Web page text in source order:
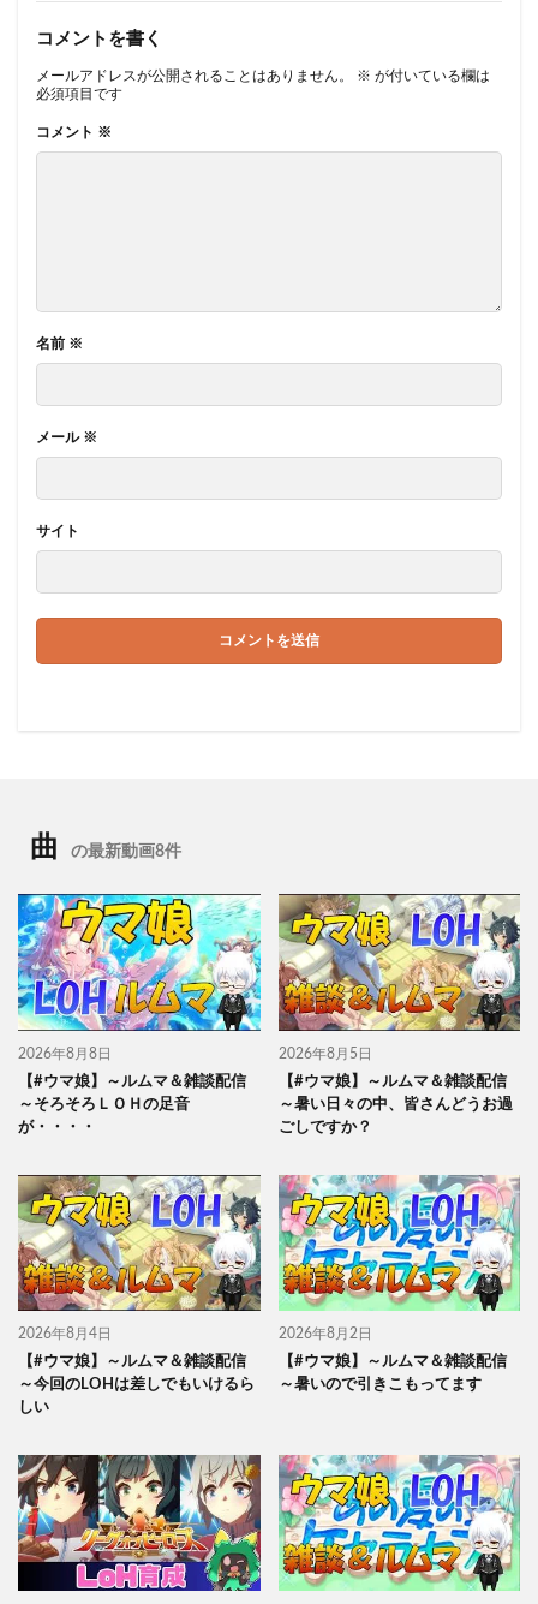
コメントを書く
メールアドレスが公開されることはありません。 ※ が付いている欄は
必須項目です
コメント ※
名前 ※
メール ※
サイト
曲 の最新動画8件
2026年8月8日
【#ウマ娘】～ルムマ＆雑談配信
～そろそろＬＯＨの足音
が・・・・
2026年8月5日
【#ウマ娘】～ルムマ＆雑談配信
～暑い日々の中、皆さんどうお過
ごしですか？
2026年8月4日
【#ウマ娘】～ルムマ＆雑談配信
～今回のLOHは差しでもいけるら
しい
2026年8月2日
【#ウマ娘】～ルムマ＆雑談配信
～暑いので引きこもってます